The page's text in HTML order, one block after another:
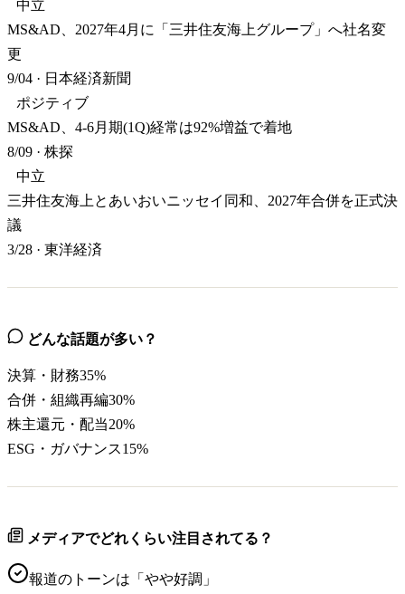
中立
MS&AD、2027年4月に「三井住友海上グループ」へ社名変
更
9/04 · 日本経済新聞
ポジティブ
MS&AD、4-6月期(1Q)経常は92%増益で着地
8/09 · 株探
中立
三井住友海上とあいおいニッセイ同和、2027年合併を正式決
議
3/28 · 東洋経済
どんな話題が多い？
決算・財務35%
合併・組織再編30%
株主還元・配当20%
ESG・ガバナンス15%
メディアでどれくらい注目されてる？
報道のトーンは「 やや好調 」